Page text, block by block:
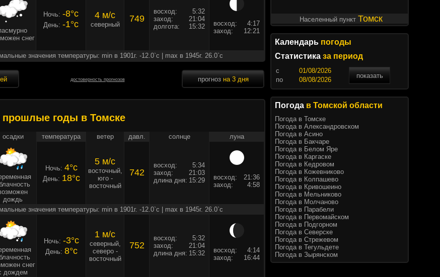
снег
Ночь: -8°c
День: -1°c
4 м/c
северный
749
восход:
5:32
заход:
21:04
долгота:
15:32 восход:
4:17
заход:
12:21
значения температуры: min в 1901г. -12.0`c | max в 1945г. 26.0`c
достоверность прогнозов прогноз на 3 дня
прошлые годы в Томске
осадки температура ветер давл. солнце луна
дождь
Ночь: 4°c
День: 18°c
5 м/c
восточный,
юго -
восточный
742
восход:
5:34
заход:
21:03
длина дня: 15:29 восход:
21:36
заход:
4:58
значения температуры: min в 1901г. -12.0`c | max в 1945г. 26.0`c
снег
дождем
Ночь: -3°c
День: 8°c
1 м/c
северный,
северо -
восточный
752
восход:
5:32
заход:
21:04
длина дня: 15:32 восход:
4:14
заход:
16:44
Населенный пункт Томск
Календарь погоды
Статистика за период
c
показать
по
Погода в Томской области
Погода в Томске
Погода в Александровском
Погода в Асино
Погода в Бакчаре
Погода в Белом Яре
Погода в Каргаске
Погода в Кедровом
Погода в Кожевниково
Погода в Колпашево
Погода в Кривошеино
Погода в Мельниково
Погода в Молчаново
Погода в Парабели
Погода в Первомайском
Погода в Подгорном
Погода в Северске
Погода в Стрежевом
Погода в Тегульдете
Погода в Зырянском